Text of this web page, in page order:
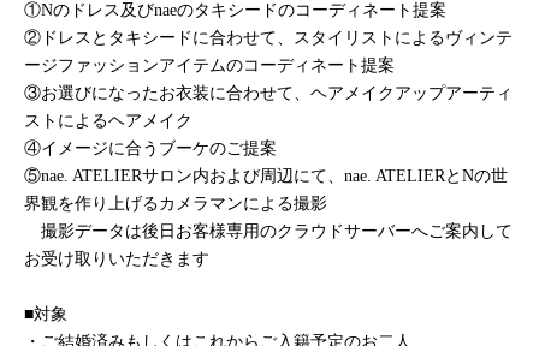
①Nのドレス及びnaeのタキシードのコーディネート提案
②ドレスとタキシードに合わせて、スタイリストによるヴィンテ
ージファッションアイテムのコーディネート提案
③お選びになったお衣装に合わせて、ヘアメイクアップアーティ
ストによるヘアメイク
④イメージに合うブーケのご提案
⑤nae. ATELIERサロン内および周辺にて、nae. ATELIERとNの世
界観を作り上げるカメラマンによる撮影
撮影データは後日お客様専用のクラウドサーバーへご案内して
お受け取りいただきます
■対象
・ご結婚済みもしくはこれからご入籍予定のお二人